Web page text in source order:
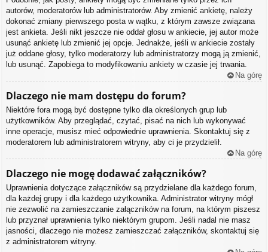
autorów, moderatorów lub administratorów. Aby zmienić ankietę, należy
dokonać zmiany pierwszego posta w wątku, z którym zawsze związana
jest ankieta. Jeśli nikt jeszcze nie oddał głosu w ankiecie, jej autor może
usunąć ankietę lub zmienić jej opcje. Jednakże, jeśli w ankiecie zostały
już oddane głosy, tylko moderatorzy lub administratorzy mogą ją zmienić,
lub usunąć. Zapobiega to modyfikowaniu ankiety w czasie jej trwania.
Na górę
Dlaczego nie mam dostępu do forum?
Niektóre fora mogą być dostępne tylko dla określonych grup lub
użytkowników. Aby przeglądać, czytać, pisać na nich lub wykonywać
inne operacje, musisz mieć odpowiednie uprawnienia. Skontaktuj się z
moderatorem lub administratorem witryny, aby ci je przydzielił.
Na górę
Dlaczego nie mogę dodawać załączników?
Uprawnienia dotyczące załączników są przydzielane dla każdego forum,
dla każdej grupy i dla każdego użytkownika. Administrator witryny mógł
nie zezwolić na zamieszczanie załączników na forum, na którym piszesz
lub przyznał uprawnienia tylko niektórym grupom. Jeśli nadal nie masz
jasności, dlaczego nie możesz zamieszczać załączników, skontaktuj się
z administratorem witryny.